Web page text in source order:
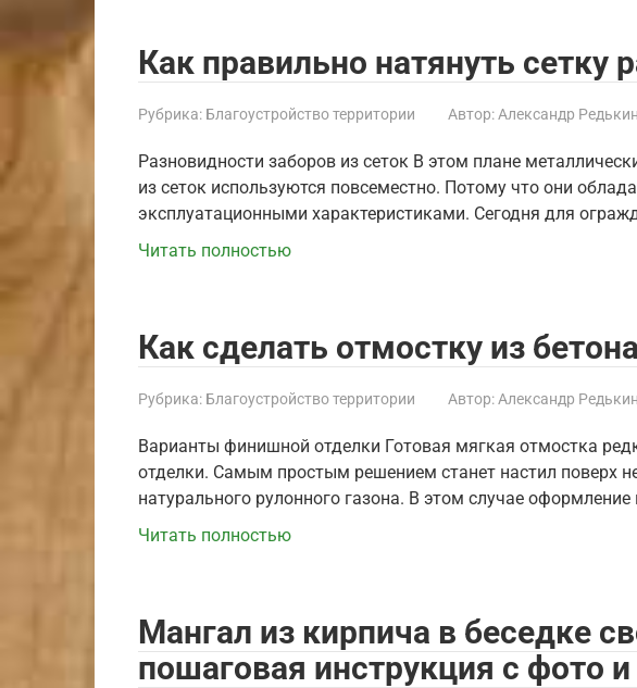
Как правильно натянуть сетку
Рубрика: Благоустройство территории Автор: Александр Редькин
Разновидности заборов из сеток В этом плане
из сеток используются повсеместно. Потому что они
эксплуатационными характеристиками. Сегодня для
Читать полностью
Как сделать отмостку из
Рубрика: Благоустройство территории Автор: Александр Редькин
Варианты финишной отделки Готовая мягкая отмостка
отделки. Самым простым решением станет настил поверх
натурального рулонного газона. В этом случае
Читать полностью
Мангал из кирпича в беседке
пошаговая инструкция с фото